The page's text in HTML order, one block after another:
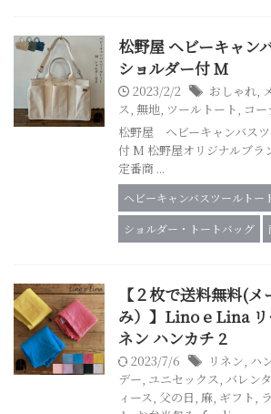
松野屋 ヘビーキャン
ショルダー付 M
2023/2/2 おしゃれ,
ス, 無地, ツールトート, コー
松野屋 ヘビーキャンバス
付 M 松野屋オリジナルブ
定番商 ...
ヘビーキャンバスツールトー
ショルダー・トートバッグ
【２枚で送料無料(
み）】Lino e Lina リ
ネン ハンカチ 2
2023/7/6 リネン, ハ
デー, ユニセックス, バレン
ィース, 父の日, 麻, ギフト,